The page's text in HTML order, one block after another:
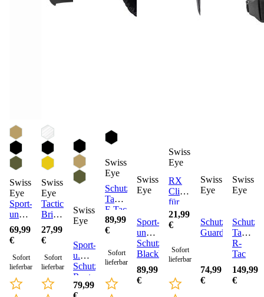
Swiss
Eye
Sport-
und
Schutzbrille
Blackhawk
69,99
€
Sofort
lieferbar
Swiss
Eye
Tactical
Brille
Lancer
27,99
€
Sofort
lieferbar
Swiss
Eye
Sport-
u.
Schutzbrille
Raptor
Pro
79,99
Swiss
Eye
Schutzbrille
Tactical
F-Tac
89,99
€
Sofort
lieferbar
Swiss
Eye
Sport-
und
Schutzbrille
Blackhawk
Pro
89,99
€
Swiss
Eye
RX
Clipadapter
für
PRO-
Modelle
21,99
€
Sofort
lieferbar
Swiss
Eye
Schutzbrille
Guardian
74,99
€
Swiss
Eye
Tactical
R-
Tac
149,99
€